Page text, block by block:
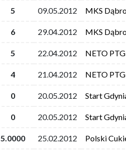
5 09.05.2012 MKS
6 29.04.2012 MKS
5 22.04.2012 NETO
4 21.04.2012 NETO
0 20.05.2012 Start
0 20.05.2012 Start
5.0000 25.02.2012 Polski
5 09.05.2012 MKS
6 29.04.2012 MKS
5 22.04.2012 NETO
4 21.04.2012 NETO
0 20.05.2012 Start
0 20.05.2012 Start
5.0000 25.02.2012 Polski